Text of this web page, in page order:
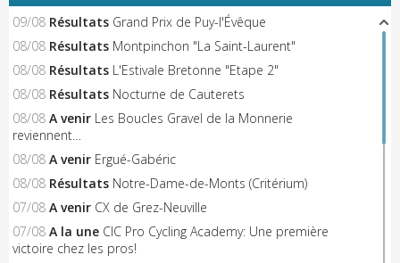
09/08 Résultats Grand Prix de Puy-l'Évêque
08/08 Résultats Montpinchon "La Saint-Laurent"
08/08 Résultats L'Estivale Bretonne "Etape 2"
08/08 Résultats Nocturne de Cauterets
08/08 A venir Les Boucles Gravel de la Monnerie
reviennent…
08/08 A venir Ergué-Gabéric
08/08 Résultats Notre-Dame-de-Monts (Critérium)
07/08 A venir CX de Grez-Neuville
07/08 A la une CIC Pro Cycling Academy: Une première
victoire chez les pros!